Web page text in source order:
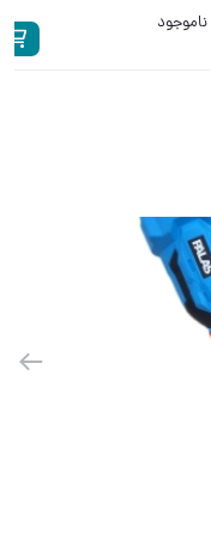
ناموجود